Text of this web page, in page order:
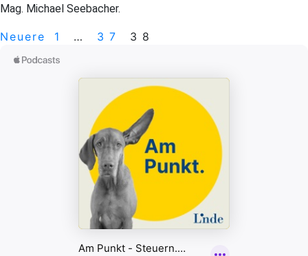
Mag. Michael Seebacher.
Seitennummerierung
der
Neuere
Neuere
Seite
1 … Seite
37 Seite
38